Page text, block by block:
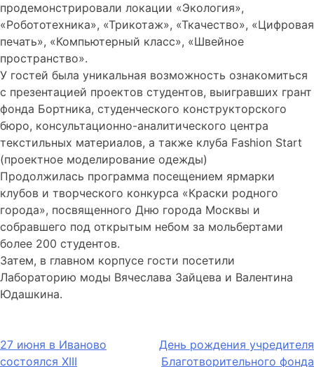
продемонстрировали локации «Экология»,
«Робототехника», «Трикотаж», «Ткачество», «Цифровая
печать», «Компьютерный класс», «Швейное
пространство».
У гостей была уникальная возможность ознакомиться
с презентацией проектов студентов, выигравших грант
фонда Бортника, студенческого конструкторского
бюро, консультационно-аналитического центра
текстильных материалов, а также клуба Fashion Start
(проектное моделирование одежды)
Продолжилась программа посещением ярмарки
клубов и творческого конкурса «Краски родного
города», посвященного Дню города Москвы и
собравшего под открытым небом за мольбертами
более 200 студентов.
Затем, в главном корпусе гости посетили
Лабораторию моды Вячеслава Зайцева и Валентина
Юдашкина.
Навигация
27 июня в Иваново
состоялся XIII
День рождения учредителя
Благотворительного фонда